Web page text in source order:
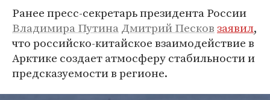
Ранее пресс-секретарь президента России
Владимира ПутинаДмитрий Песковзаявил,
что российско-китайское взаимодействие в
Арктике создает атмосферу стабильности и
предсказуемости в регионе.